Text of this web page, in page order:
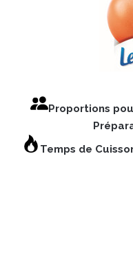
Proportions
Temps de